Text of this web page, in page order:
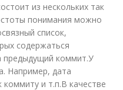
из нескольких так
понимания можно
список,
содержаться
предыдущий коммит.У
Например, дата
и т.п.В качестве